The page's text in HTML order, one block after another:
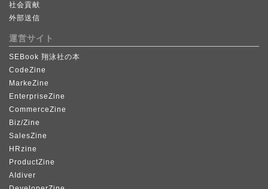
社会貢献
外部送信
運営サイト
SEBook 翔泳社の本
CodeZine
MarkeZine
EnterpriseZine
CommerceZine
Biz/Zine
SalesZine
HRzine
ProductZine
AIdiver